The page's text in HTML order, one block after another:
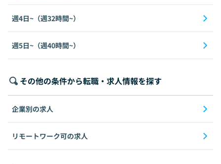
週4日~（週32時間~）
週5日~（週40時間~）
その他の条件から転職・求人情報を探す
企業別の求人
リモートワーク可の求人